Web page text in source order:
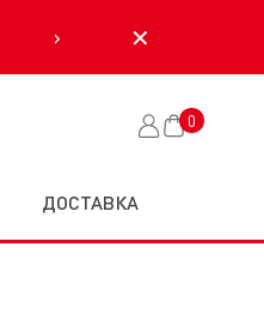
› ✕
Корзина
0
ДОСТАВКА